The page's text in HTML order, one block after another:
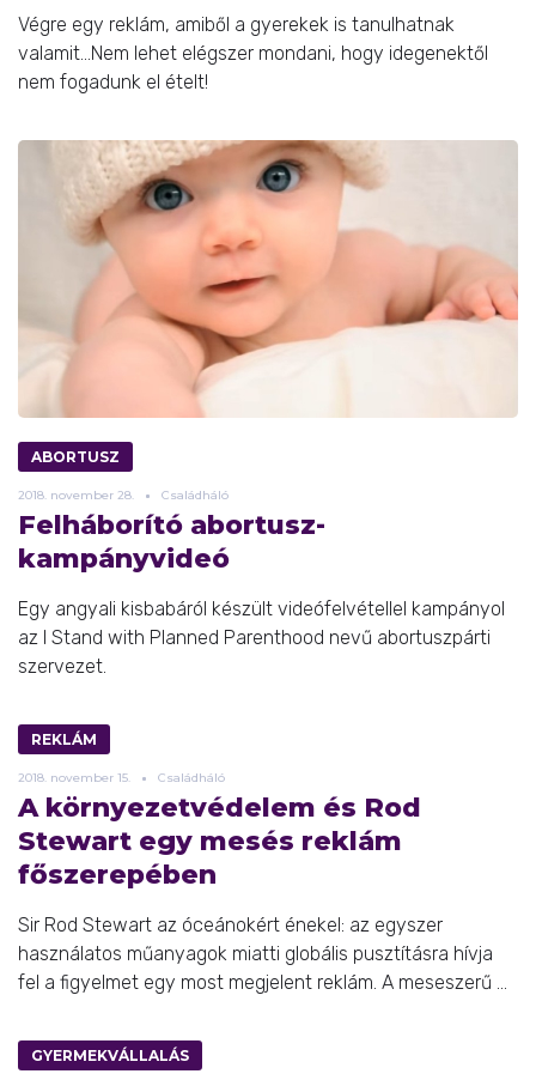
Végre egy reklám, amiből a gyerekek is tanulhatnak
valamit...Nem lehet elégszer mondani, hogy idegenektől
nem fogadunk el ételt!
ABORTUSZ
2018. november 28. Családháló
Felháborító abortusz-
kampányvideó
Egy angyali kisbabáról készült videófelvétellel kampányol
az I Stand with Planned Parenthood nevű abortuszpárti
szervezet.
REKLÁM
2018. november 15. Családháló
A környezetvédelem és Rod
Stewart egy mesés reklám
főszerepében
Sir Rod Stewart az óceánokért énekel: az egyszer
használatos műanyagok miatti globális pusztításra hívja
fel a figyelmet egy most megjelent reklám. A meseszerű ...
GYERMEKVÁLLALÁS